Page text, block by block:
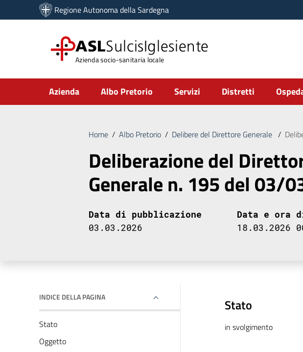
Vai ai contenuti
Vai al menu di navigazione
Regione Autonoma della Sardegna
ASLSulcisIglesiente
Azienda socio-sanitaria locale
Submenu
Azienda Albo Pretorio Servizi Distretti
Home / Albo Pretorio / Delibere del Direttore Generale /
Deliberazione del
Generale n. 195 del 03/
Data di pubblicazione
03.03.2026
Data e ora
18.03.2026
INDICE DELLA PAGINA
Stato
Oggetto
Stato
in svolgimento